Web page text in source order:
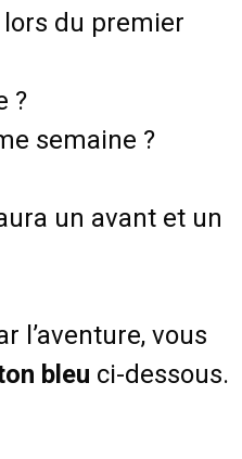
du premier
?
semaine ?
un avant et un
l’aventure, vous
bleu ci-dessous.